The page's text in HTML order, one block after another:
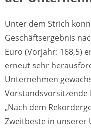
Unter dem Strich
Geschäftsergebnis
Euro (Vorjahr: 168,5)
erneut sehr
Unternehmen
Vorstandsvorsitzende
„Nach dem
Zweitbeste in unserer